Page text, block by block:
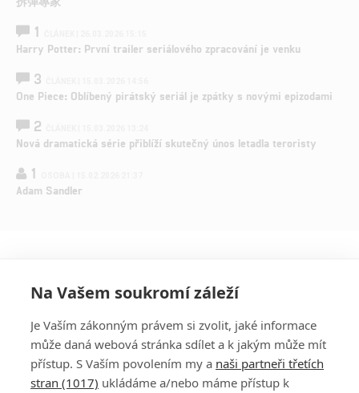
1
Harry Potter: První trailer seriálového zpracování je venku
3
One Piece: Oblíbený pirátský seriál je zpátky s novými epizodami
2
Nová dramatická série přiblíží skutečný únos letadla teroristy
1
Adam Sandler
Na Vašem soukromí záleží
Je Vaším zákonným právem si zvolit, jaké informace
může daná webová stránka sdílet a k jakým může mít
přístup. S Vaším povolením my a naši partneři třetích
stran (1017) ukládáme a/nebo máme přístup k